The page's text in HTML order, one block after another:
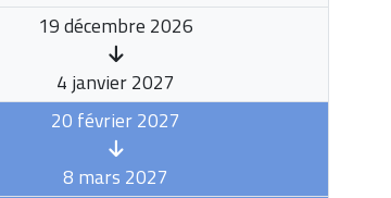
19 décembre 2026
4 janvier 2027
20 février 2027
8 mars 2027